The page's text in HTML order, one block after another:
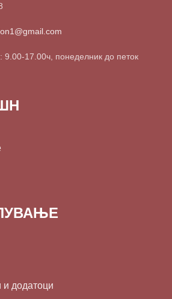
: 9.00-17.00ч, понеделник до петок
и додатоци